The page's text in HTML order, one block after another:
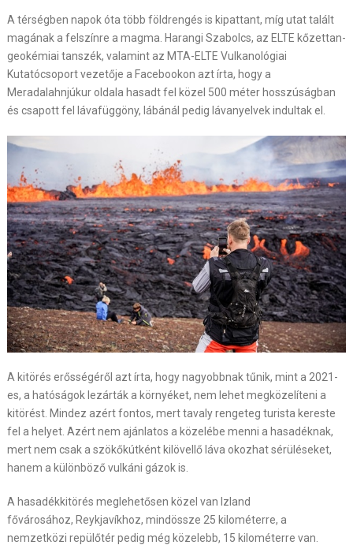
A térségben napok óta több földrengés is kipattant, míg utat talált
magának a felszínre a magma. Harangi Szabolcs, az ELTE kőzettan-
geokémiai tanszék, valamint az MTA-ELTE Vulkanológiai
Kutatócsoport vezetője a Facebookon azt írta, hogy a
Meradalahnjúkur oldala hasadt fel közel 500 méter hosszúságban
és csapott fel lávafüggöny, lábánál pedig lávanyelvek indultak el.
A kitörés erősségéről azt írta, hogy nagyobbnak tűnik, mint a 2021-
es, a hatóságok lezárták a környéket, nem lehet megközelíteni a
kitörést. Mindez azért fontos, mert tavaly rengeteg turista kereste
fel a helyet. Azért nem ajánlatos a közelébe menni a hasadéknak,
mert nem csak a szökőkútként kilövellő láva okozhat sérüléseket,
hanem a különböző vulkáni gázok is.
A hasadékkitörés meglehetősen közel van Izland
fővárosához, Reykjavíkhoz, mindössze 25 kilométerre, a
nemzetközi repülőtér pedig még közelebb, 15 kilométerre van.